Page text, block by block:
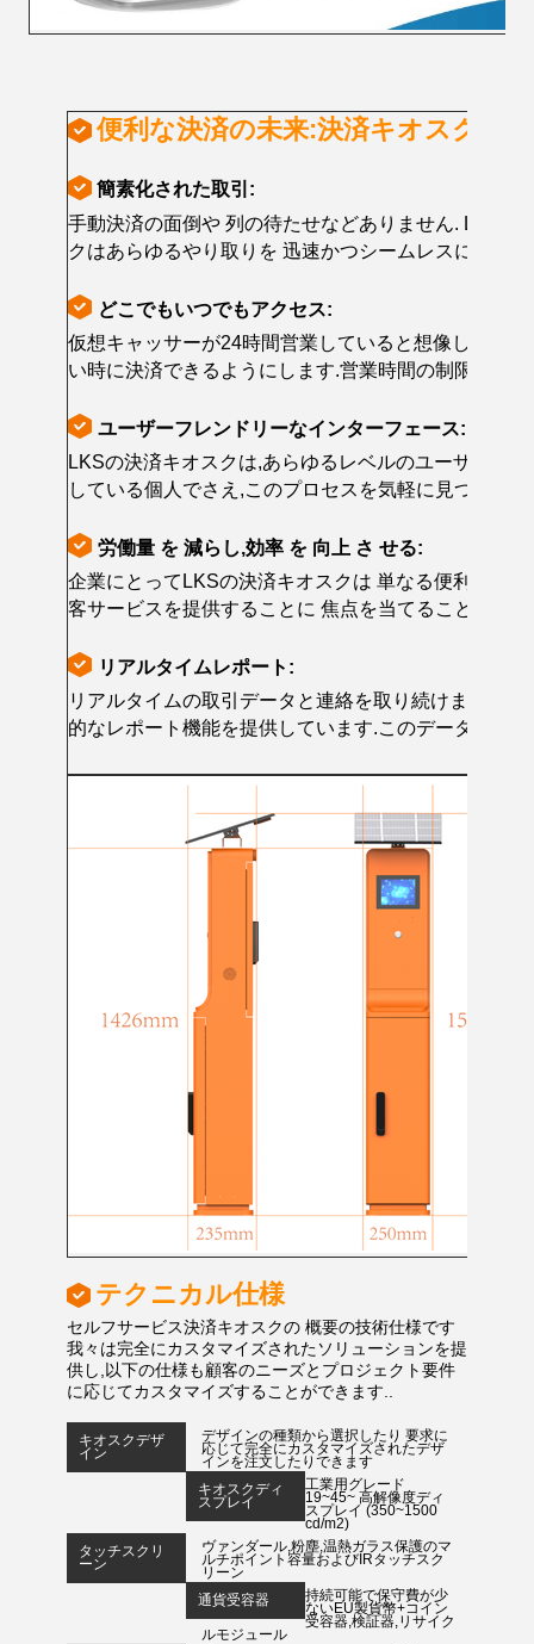
便利な決済の未来:決済キオスク
簡素化された取引:
手動決済の面倒や 列の待たせなどありません. LKS決
クはあらゆるやり取りを 迅速かつシームレスにします
どこでもいつでもアクセス:
仮想キャッサーが24時間営業していると想像してく
い時に決済できるようにします.営業時間の制限はな
ユーザーフレンドリーなインターフェース:
LKSの決済キオスクは,あらゆるレベルのユーザーに
している個人でさえ,このプロセスを気軽に見つけま
労働量 を 減らし,効率 を 向上 さ せる:
企業にとってLKSの決済キオスクは 単なる便利性以
客サービスを提供することに 焦点を当てることがで
リアルタイムレポート:
リアルタイムの取引データと連絡を取り続けます.
的なレポート機能を提供しています.このデータを活
テクニカル仕様
セルフサービス決済キオスクの 概要の技術仕様です
我々は完全にカスタマイズされたソリューションを提
供し,以下の仕様も顧客のニーズとプロジェクト要件
に応じてカスタマイズすることができます..
キオスクデザ
イン
デザインの種類から選択したり 要求に
応じて完全にカスタマイズされたデザ
インを注文したりできます
キオスクディ
スプレイ
工業用グレード
19~45~ 高解像度ディ
スプレイ (350~1500
cd/m2)
タッチスクリ
ーン
ヴァンダール,粉塵,温熱ガラス保護のマ
ルチポイント容量およびIRタッチスク
リーン
通貨受容器
持続可能で保守費が少
ないEU製貨幣+コイン
受容器,検証器,リサイク
ルモジュール